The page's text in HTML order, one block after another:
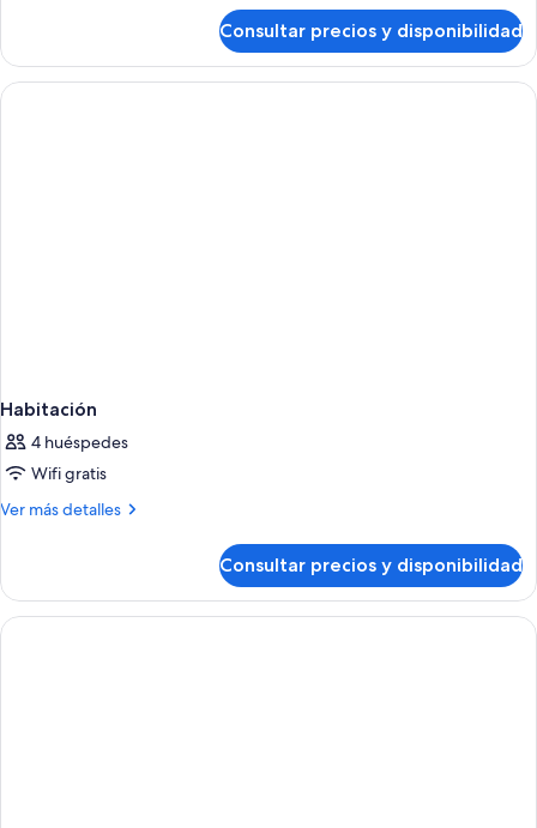
doble
Consultar precios y disponibilidad
Habitación
4 huéspedes
Wifi gratis
Ver más detalles
Más
Consultar precios y disponibilidad